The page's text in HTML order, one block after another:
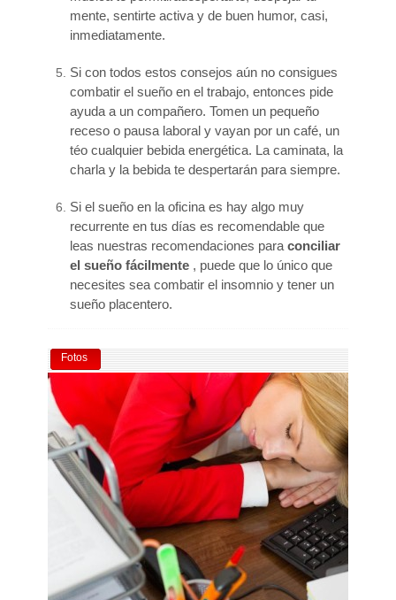
mente, sentirte activa y de buen humor, casi,
inmediatamente.
Si con todos estos consejos aún no consigues
combatir el sueño en el trabajo, entonces pide
ayuda a un compañero. Tomen un pequeño
receso o pausa laboral y vayan por un café, un
téo cualquier bebida energética. La caminata, la
charla y la bebida te despertarán para siempre.
Si el sueño en la oficina es hay algo muy
recurrente en tus días es recomendable que
leas nuestras recomendaciones para conciliar
el sueño fácilmente , puede que lo único que
necesites sea combatir el insomnio y tener un
sueño placentero.
Fotos